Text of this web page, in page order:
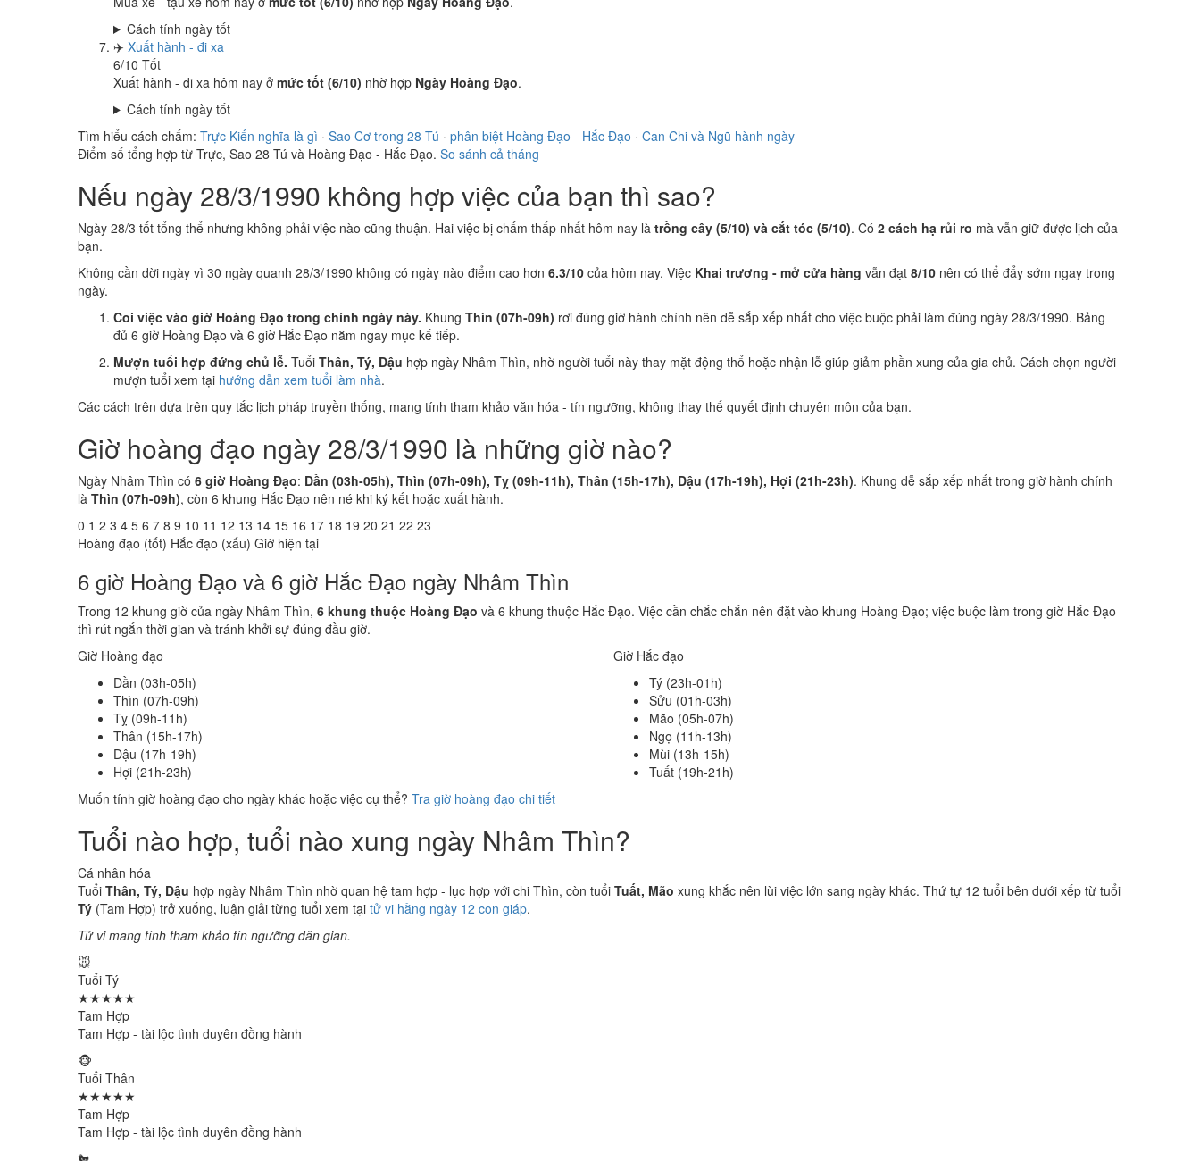
Cách tính ngày tốt
✈️ Xuất hành - đi xa
6/10 Tốt
Xuất hành - đi xa hôm nay ở mức tốt (6/10) nhờ hợp Ngày Hoàng Đạo.
Cách tính ngày tốt
Tìm hiểu cách chấm: Trực Kiến nghĩa là gì · Sao Cơ trong 28 Tú · phân biệt Hoàng Đạo - Hắc Đạo · Can Chi và Ngũ hành ngày
Điểm số tổng hợp từ Trực, Sao 28 Tú và Hoàng Đạo - Hắc Đạo. So sánh cả tháng
Nếu ngày 28/3/1990 không hợp việc của bạn thì sao?
Ngày 28/3 tốt tổng thể nhưng không phải việc nào cũng thuận. Hai việc bị chấm thấp nhất hôm nay là trồng cây (5/10) và cắt tóc (5/10). Có 2 cách hạ rủi ro mà vẫn giữ được lịch của
bạn.
Không cần dời ngày vì 30 ngày quanh 28/3/1990 không có ngày nào điểm cao hơn 6.3/10 của hôm nay. Việc Khai trương - mở cửa hàng vẫn đạt 8/10 nên có thể đẩy sớm ngay trong
ngày.
Coi việc vào giờ Hoàng Đạo trong chính ngày này. Khung Thìn (07h-09h) rơi đúng giờ hành chính nên dễ sắp xếp nhất cho việc buộc phải làm đúng ngày 28/3/1990. Bảng
đủ 6 giờ Hoàng Đạo và 6 giờ Hắc Đạo nằm ngay mục kế tiếp.
Mượn tuổi hợp đứng chủ lễ. Tuổi Thân, Tý, Dậu hợp ngày Nhâm Thìn, nhờ người tuổi này thay mặt động thổ hoặc nhận lễ giúp giảm phần xung của gia chủ. Cách chọn người
mượn tuổi xem tại hướng dẫn xem tuổi làm nhà.
Các cách trên dựa trên quy tắc lịch pháp truyền thống, mang tính tham khảo văn hóa - tín ngưỡng, không thay thế quyết định chuyên môn của bạn.
Giờ hoàng đạo ngày 28/3/1990 là những giờ nào?
Ngày Nhâm Thìn có 6 giờ Hoàng Đạo: Dần (03h-05h), Thìn (07h-09h), Tỵ (09h-11h), Thân (15h-17h), Dậu (17h-19h), Hợi (21h-23h). Khung dễ sắp xếp nhất trong giờ hành chính
là Thìn (07h-09h), còn 6 khung Hắc Đạo nên né khi ký kết hoặc xuất hành.
0 1 2 3 4 5 6 7 8 9 10 11 12 13 14 15 16 17 18 19 20 21 22 23
Hoàng đạo (tốt) Hắc đạo (xấu) Giờ hiện tại
6 giờ Hoàng Đạo và 6 giờ Hắc Đạo ngày Nhâm Thìn
Trong 12 khung giờ của ngày Nhâm Thìn, 6 khung thuộc Hoàng Đạo và 6 khung thuộc Hắc Đạo. Việc cần chắc chắn nên đặt vào khung Hoàng Đạo; việc buộc làm trong giờ Hắc Đạo
thì rút ngắn thời gian và tránh khởi sự đúng đầu giờ.
Giờ Hoàng đạo
Dần (03h-05h)
Thìn (07h-09h)
Tỵ (09h-11h)
Thân (15h-17h)
Dậu (17h-19h)
Hợi (21h-23h)
Giờ Hắc đạo
Tý (23h-01h)
Sửu (01h-03h)
Mão (05h-07h)
Ngọ (11h-13h)
Mùi (13h-15h)
Tuất (19h-21h)
Muốn tính giờ hoàng đạo cho ngày khác hoặc việc cụ thể? Tra giờ hoàng đạo chi tiết
Tuổi nào hợp, tuổi nào xung ngày Nhâm Thìn?
Cá nhân hóa
Tuổi Thân, Tý, Dậu hợp ngày Nhâm Thìn nhờ quan hệ tam hợp - lục hợp với chi Thìn, còn tuổi Tuất, Mão xung khắc nên lùi việc lớn sang ngày khác. Thứ tự 12 tuổi bên dưới xếp từ tuổi
Tý (Tam Hợp) trở xuống, luận giải từng tuổi xem tại tử vi hằng ngày 12 con giáp.
Tử vi mang tính tham khảo tín ngưỡng dân gian.
🐭
Tuổi Tý
★★★★★
Tam Hợp
Tam Hợp - tài lộc tình duyên đồng hành
🐵
Tuổi Thân
★★★★★
Tam Hợp
Tam Hợp - tài lộc tình duyên đồng hành